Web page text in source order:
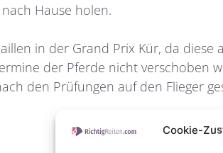
Cookie-
Hause holen.
in der Grand Prix Kür, da
der Pferde nicht verschoben
den Prüfungen auf den Flieger